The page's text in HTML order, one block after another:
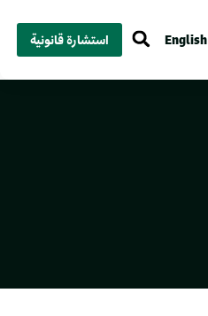
English استشارة قانونية